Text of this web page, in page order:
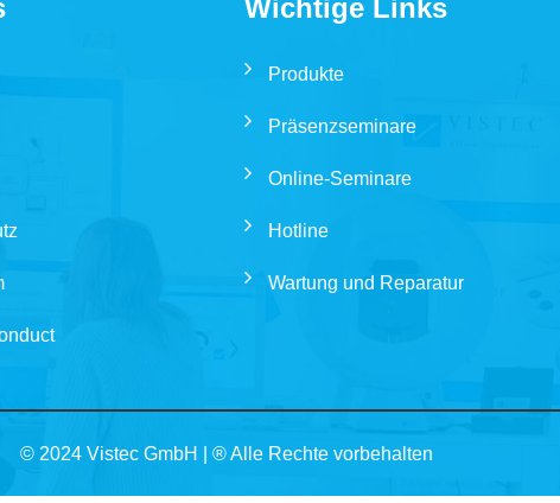
Wichtige Links
Produkte
Präsenzseminare
Online-Seminare
Hotline
Wartung und Reparatur
© 2024 Vistec GmbH | ® Alle Rechte vorbehalten